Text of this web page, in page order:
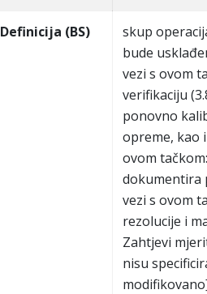
Definicija (BS)
skup
bude
vezi s ovom
verifikaciju
ponovno
opreme, kao
ovom
dokumentira
vezi s ovom
rezolucije i
Zahtjevi
nisu